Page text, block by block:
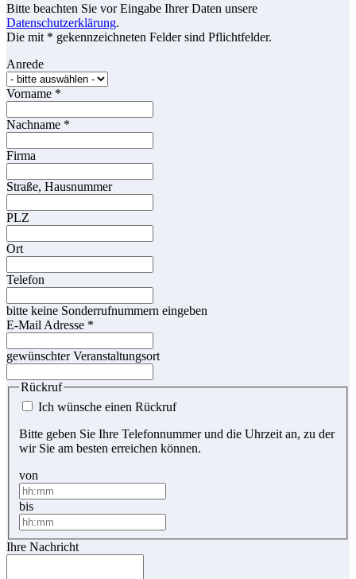
Bitte beachten Sie vor Eingabe Ihrer Daten unsere
Datenschutzerklärung.
Die mit * gekennzeichneten Felder sind Pflichtfelder.
Anrede
Vorname *
Nachname *
Firma
Straße, Hausnummer
PLZ
Ort
Telefon
bitte keine Sonderrufnummern eingeben
E-Mail Adresse *
gewünschter Veranstaltungsort
Rückruf
Ich wünsche einen Rückruf
Bitte geben Sie Ihre Telefonnummer und die Uhrzeit an, zu der
wir Sie am besten erreichen können.
von
bis
Ihre Nachricht